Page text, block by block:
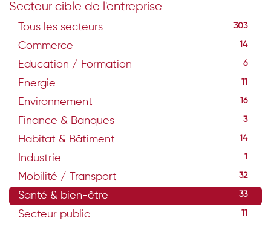
Secteur cible de l'entreprise
Tous les secteurs 303
Commerce 14
Education / Formation 6
Energie 11
Environnement 16
Finance & Banques 3
Habitat & Bâtiment 14
Industrie 1
Mobilité / Transport 32
Santé & bien-être 33
Secteur public 11